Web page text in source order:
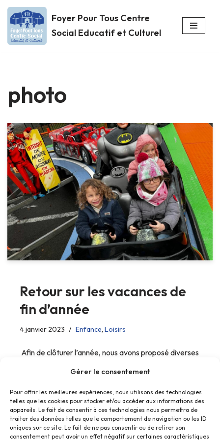
Gérer le consentement
Pour offrir les meilleures expériences, nous utilisons des technologies
telles que les cookies pour stocker et/ou accéder aux informations des
appareils. Le fait de consentir à ces technologies nous permettra de
traiter des données telles que le comportement de navigation ou les ID
uniques sur ce site. Le fait de ne pas consentir ou de retirer son
consentement peut avoir un effet négatif sur certaines caractéristiques
Aller
au
Foyer Pour Tous Centre
Social Educatif et Culturel
photo
Retour sur les vacances de
fin d’année
4 janvier 2023 Enfance, Loisirs
Afin de clôturer l’année, nous avons proposé diverses